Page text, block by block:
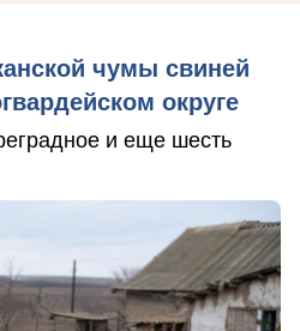
чумы свиней
округе
и еще шесть